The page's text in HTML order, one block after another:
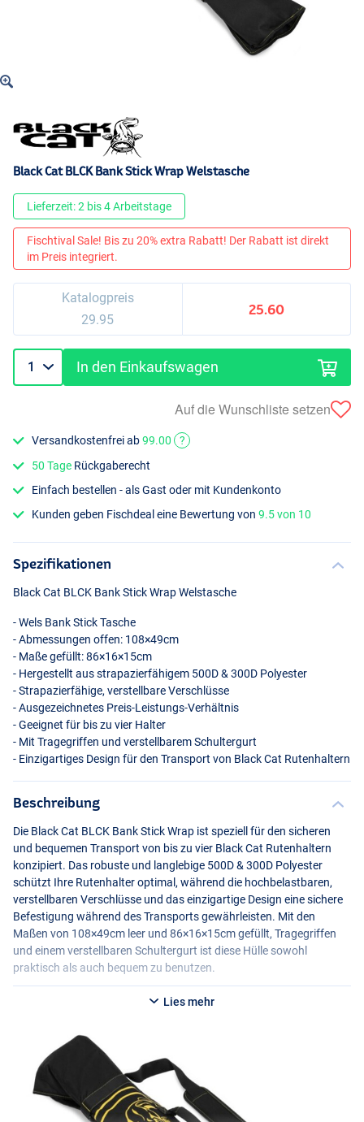
Black Cat BLCK Bank Stick Wrap Welstasche
Lieferzeit: 2 bis 4 Arbeitstage
Fischtival Sale! Bis zu 20% extra Rabatt! Der Rabatt ist direkt
im Preis integriert.
Katalogpreis
29.95
25.60
In den Einkaufswagen
Auf die Wunschliste setzen
Versandkostenfrei ab99.00
?
50 Tage Rückgaberecht
Einfach bestellen - als Gast oder mit Kundenkonto
Kunden geben Fischdeal eine Bewertung von9.5 von 10
Spezifikationen
Black Cat BLCK Bank Stick Wrap Welstasche
- Wels Bank Stick Tasche
- Abmessungen offen: 108×49cm
- Maße gefüllt: 86×16×15cm
- Hergestellt aus strapazierfähigem 500D & 300D Polyester
- Strapazierfähige, verstellbare Verschlüsse
- Ausgezeichnetes Preis-Leistungs-Verhältnis
- Geeignet für bis zu vier Halter
- Mit Tragegriffen und verstellbarem Schultergurt
- Einzigartiges Design für den Transport von Black Cat Rutenhaltern
Beschreibung
Die Black Cat BLCK Bank Stick Wrap ist speziell für den sicheren
und bequemen Transport von bis zu vier Black Cat Rutenhaltern
konzipiert. Das robuste und langlebige 500D & 300D Polyester
schützt Ihre Rutenhalter optimal, während die hochbelastbaren,
verstellbaren Verschlüsse und das einzigartige Design eine sichere
Befestigung während des Transports gewährleisten. Mit den
Maßen von 108×49cm leer und 86×16×15cm gefüllt, Tragegriffen
und einem verstellbaren Schultergurt ist diese Hülle sowohl
praktisch als auch bequem zu benutzen.
Lies mehr